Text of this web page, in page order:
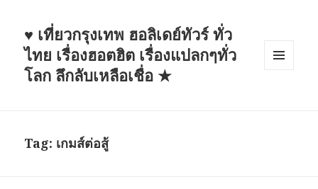
♥ เที่ยวกรุงเทพ ฮอลิเดย์ทัวร์ ทั่ว
ไทย เรื่องฮอตฮิต เรื่องแปลกๆทั่ว
โลก ลึกลับเหลือเชื่อ ★
Tag: เกมส์ต่อสู้